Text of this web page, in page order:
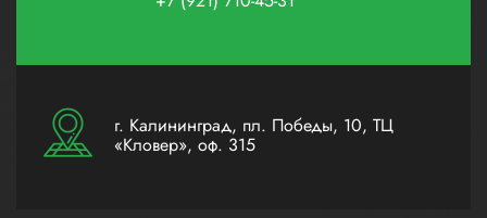
г. Калининград, пл. Победы, 10, ТЦ
«Кловер», оф. 315